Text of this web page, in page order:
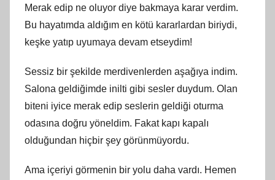
Merak edip ne oluyor diye bakmaya karar verdim.
Bu hayatımda aldığım en kötü kararlardan biriydi,
keşke yatıp uyumaya devam etseydim!
Sessiz bir şekilde merdivenlerden aşağıya indim.
Salona geldiğimde inilti gibi sesler duydum. Olan
biteni iyice merak edip seslerin geldiği oturma
odasına doğru yöneldim. Fakat kapı kapalı
olduğundan hiçbir şey görünmüyordu.
Ama içeriyi görmenin bir yolu daha vardı. Hemen